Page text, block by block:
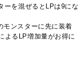
ーを混ぜるとLPは9にな
モンスターに先に装着
よるLP増加量がお得に